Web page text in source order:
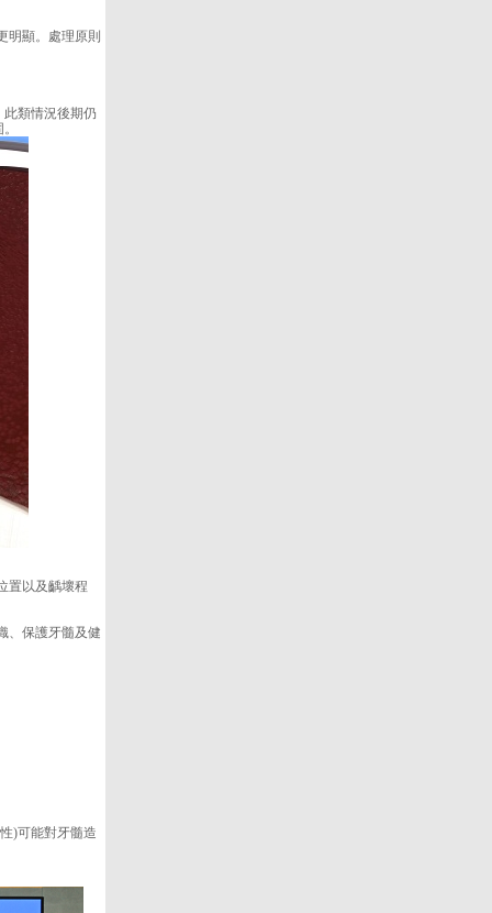
明顯。處理原則
類情況後期仍
置以及齲壞程
、保護牙髓及健
)可能對牙髓造